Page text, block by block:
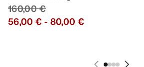
160,00 €
56,00 €- 80,00 €